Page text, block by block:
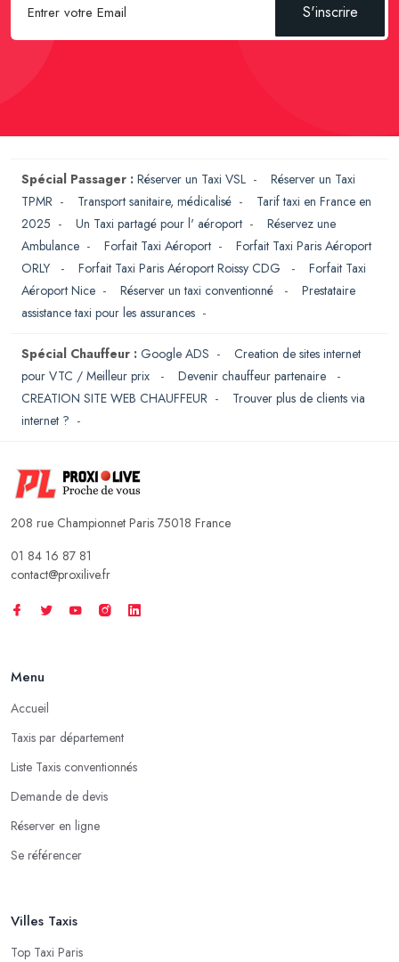
S'inscrire
Spécial Passager : Réserver un Taxi VSL - Réserver un Taxi
TPMR - Transport sanitaire, médicalisé - Tarif taxi en France en
2025 - Un Taxi partagé pour l' aéroport - Réservez une
Ambulance - Forfait Taxi Aéroport - Forfait Taxi Paris Aéroport
ORLY
- Forfait Taxi Paris Aéroport Roissy CDG - Forfait Taxi
Aéroport Nice - Réserver un taxi conventionné - Prestataire
assistance taxi pour les assurances -
Spécial Chauffeur : Google ADS - Creation de sites internet
pour VTC / Meilleur prix
- Devenir chauffeur partenaire
-
CREATION SITE WEB CHAUFFEUR - Trouver plus de clients via
internet ? -
208 rue Championnet Paris 75018 France
01 84 16 87 81
contact@proxilive.fr
Menu
Accueil
Taxis par département
Liste Taxis conventionnés
Demande de devis
Réserver en ligne
Se référencer
Villes Taxis
Top Taxi Paris